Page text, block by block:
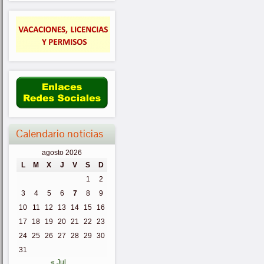
Calendario noticias
agosto 2026
L
M X J V S
D
1
2
3
4 5 6 7 8
9
10
11 12 13 14 15
16
17
18 19 20 21 22
23
24 25 26 27 28 29 30
31